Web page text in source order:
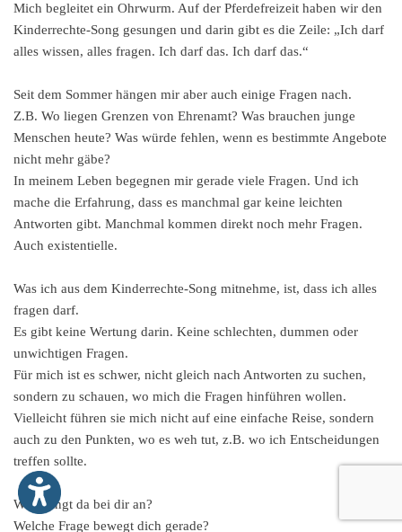
Mich begleitet ein Ohrwurm. Auf der Pferdefreizeit haben wir den
Kinderrechte-Song gesungen und darin gibt es die Zeile: „Ich darf
alles wissen, alles fragen. Ich darf das. Ich darf das.“
Seit dem Sommer hängen mir aber auch einige Fragen nach.
Z.B. Wo liegen Grenzen von Ehrenamt? Was brauchen junge
Menschen heute? Was würde fehlen, wenn es bestimmte Angebote
nicht mehr gäbe?
In meinem Leben begegnen mir gerade viele Fragen. Und ich
mache die Erfahrung, dass es manchmal gar keine leichten
Antworten gibt. Manchmal kommen direkt noch mehr Fragen.
Auch existentielle.
Was ich aus dem Kinderrechte-Song mitnehme, ist, dass ich alles
fragen darf.
Es gibt keine Wertung darin. Keine schlechten, dummen oder
unwichtigen Fragen.
Für mich ist es schwer, nicht gleich nach Antworten zu suchen,
sondern zu schauen, wo mich die Fragen hinführen wollen.
Vielleicht führen sie mich nicht auf eine einfache Reise, sondern
auch zu den Punkten, wo es weh tut, z.B. wo ich Entscheidungen
treffen sollte.
Was klingt da bei dir an?
Welche Frage bewegt dich gerade?